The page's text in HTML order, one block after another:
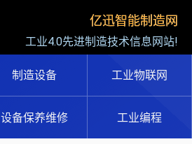
亿迅智能制造网
工业4.0先进制造技术信息网站!
制造设备 工业物联网
设备保养维修 工业编程